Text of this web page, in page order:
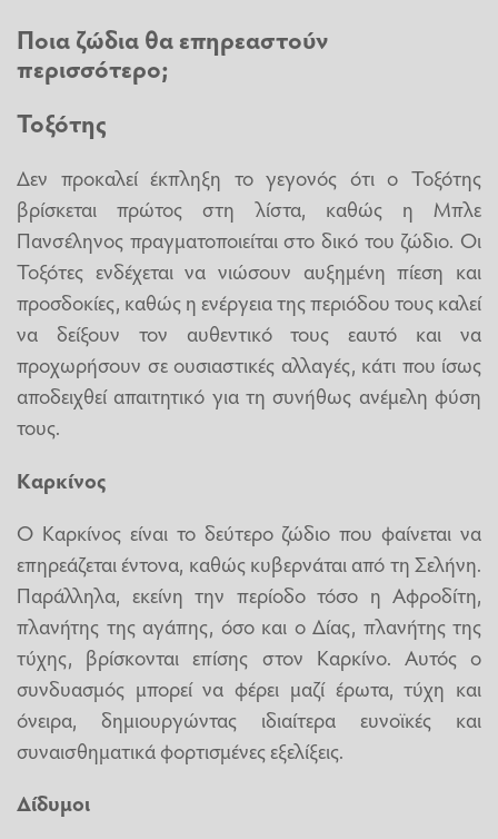
Ποια ζώδια θα επηρεαστούν
περισσότερο;
Τοξότης
Δεν προκαλεί έκπληξη το γεγονός ότι ο Τοξότης
βρίσκεται πρώτος στη λίστα, καθώς η Μπλε
Πανσέληνος πραγματοποιείται στο δικό του ζώδιο. Οι
Τοξότες ενδέχεται να νιώσουν αυξημένη πίεση και
προσδοκίες, καθώς η ενέργεια της περιόδου τους καλεί
να δείξουν τον αυθεντικό τους εαυτό και να
προχωρήσουν σε ουσιαστικές αλλαγές, κάτι που ίσως
αποδειχθεί απαιτητικό για τη συνήθως ανέμελη φύση
τους.
Καρκίνος
Ο Καρκίνος είναι το δεύτερο ζώδιο που φαίνεται να
επηρεάζεται έντονα, καθώς κυβερνάται από τη Σελήνη.
Παράλληλα, εκείνη την περίοδο τόσο η Αφροδίτη,
πλανήτης της αγάπης, όσο και ο Δίας, πλανήτης της
τύχης, βρίσκονται επίσης στον Καρκίνο. Αυτός ο
συνδυασμός μπορεί να φέρει μαζί έρωτα, τύχη και
όνειρα, δημιουργώντας ιδιαίτερα ευνοϊκές και
συναισθηματικά φορτισμένες εξελίξεις.
Δίδυμοι